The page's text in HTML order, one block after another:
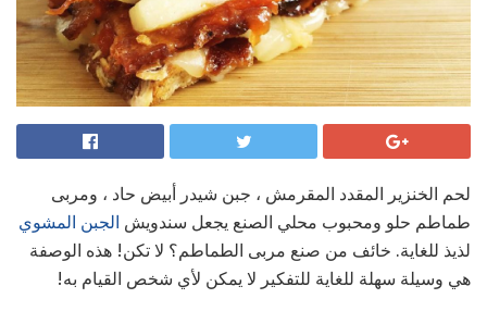
لحم الخنزير المقدد المقرمش ، جبن شيدر أبيض حاد ، ومربى
طماطم حلو ومحبوب محلي الصنع يجعل سندويش الجبن المشوي
لذيذ للغاية. خائف من صنع مربى الطماطم؟ لا تكن! هذه الوصفة
هي وسيلة سهلة للغاية للتفكير لا يمكن لأي شخص القيام به!